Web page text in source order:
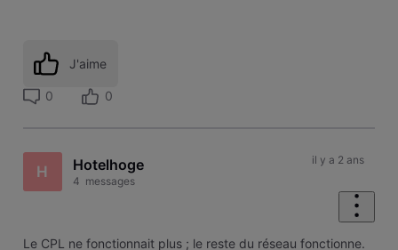
J'aime
0 0
H Hotelhoge
4 messages
il y a 2 ans
Le CPL ne fonctionnait plus ; le reste du réseau fonctionne.